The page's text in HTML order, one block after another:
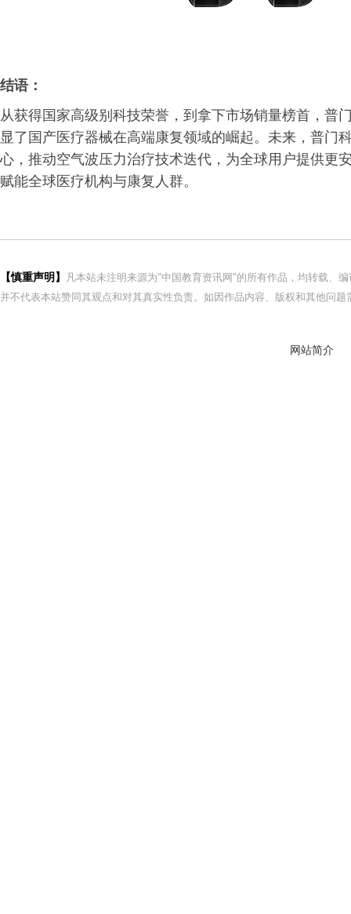
结语：
从获得国家高级别科技荣誉，到拿下市场销量榜首，普
显了国产医疗器械在高端康复领域的崛起。未来，普门
心，推动空气波压力治疗技术迭代，为全球用户提供更
赋能全球医疗机构与康复人群。
【慎重声明】
凡本站未注明来源为"中国教育资讯网"的所有作品，均转载、
并不代表本站赞同其观点和对其真实性负责。如因作品内容、版权和其他问
网站简介